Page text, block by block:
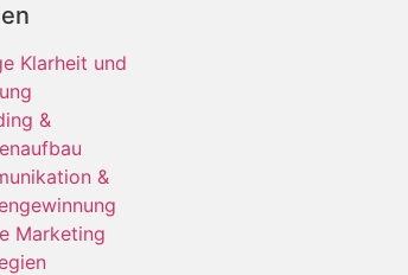
Klarheit und
&
&
Marketing